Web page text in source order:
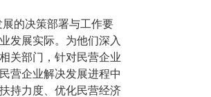
的决策部署与工作要
发展实际。为他们深入
关部门，针对民营企业
营企业解决发展进程中
持力度、优化民营经济